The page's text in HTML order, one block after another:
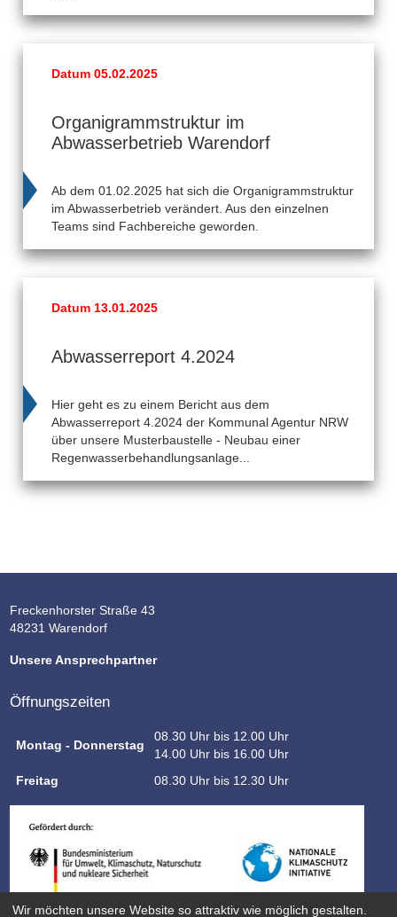
Organigrammstruktur im
Abwasserbetrieb Warendorf
Datum 05.02.2025
Ab dem 01.02.2025 hat sich die Organigrammstruktur
im Abwasserbetrieb verändert. Aus den einzelnen
Teams sind Fachbereiche geworden.
Abwasserreport 4.2024
Datum 13.01.2025
Hier geht es zu einem Bericht aus dem
Abwasserreport 4.2024 der Kommunal Agentur NRW
über unsere Musterbaustelle - Neubau einer
Regenwasserbehandlungsanlage...
Freckenhorster Straße 43
48231 Warendorf
Unsere Ansprechpartner
Öffnungszeiten
Montag - Donnerstag
08.30 Uhr bis 12.00 Uhr
14.00 Uhr bis 16.00 Uhr
Freitag
08.30 Uhr bis 12.30 Uhr
Wir möchten unsere Website so attraktiv wie möglich gestalten.